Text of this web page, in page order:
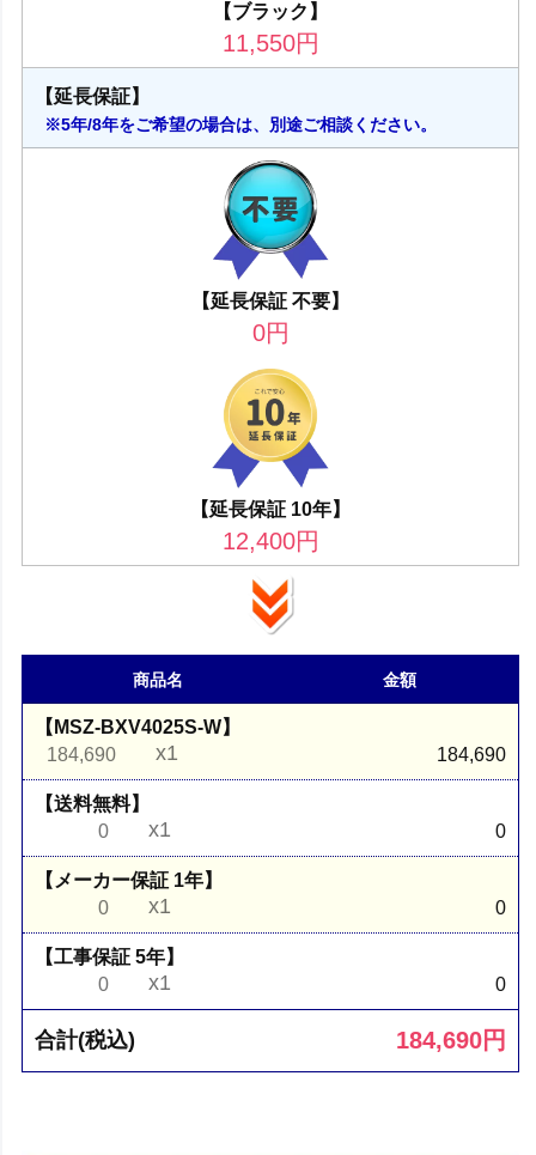
【ブラック】
11,550円
【延長保証】
※5年/8年をご希望の場合は、別途ご相談ください。
【延長保証 不要】
0円
【延長保証 10年】
12,400円
商品名 金額
【MSZ-BXV4025S-W】
184,690
x1 184,690
【送料無料】
0
x1 0
【メーカー保証 1年】
0
x1 0
【工事保証 5年】
0
x1 0
合計(税込) 184,690円